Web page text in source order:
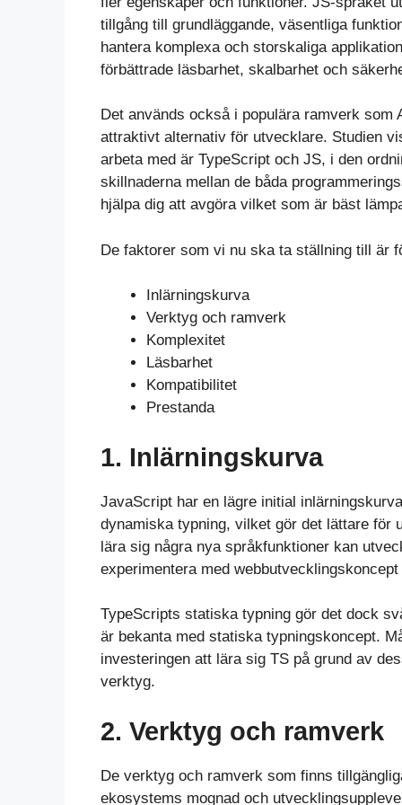
tillgång till grundläggande, väsentliga
hantera komplexa och storskaliga
förbättrade läsbarhet, skalbarhet och
Det används också i populära ramverk
attraktivt alternativ för utvecklare. Studien
arbeta med är TypeScript och JS, i den
skillnaderna mellan de båda
hjälpa dig att avgöra vilket som är bäst
De faktorer som vi nu ska ta ställning till är
Inlärningskurva
Verktyg och ramverk
Komplexitet
Läsbarhet
Kompatibilitet
Prestanda
1. Inlärningskurva
JavaScript har en lägre initial
dynamiska typning, vilket gör det lättare för
lära sig några nya språkfunktioner kan
experimentera med
TypeScripts statiska typning gör det dock
är bekanta med statiska typningskoncept.
investeringen att lära sig TS på grund av
verktyg.
2. Verktyg och ramverk
De verktyg och ramverk som finns
ekosystems mognad och